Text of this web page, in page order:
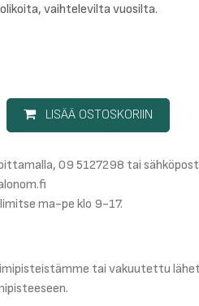
vaihtelevilta vuosilta.
LISÄÄ OSTOSKORIIN
09 5127298 tai
ma-pe klo 9-17.
tai vakuutettu